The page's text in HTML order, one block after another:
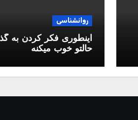
روانشناسی
اینطوری فکر کردن به
حالتو خوب میکنه